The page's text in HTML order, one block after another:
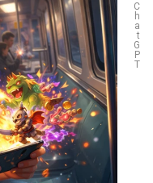
C
h
a
t
G
P
T